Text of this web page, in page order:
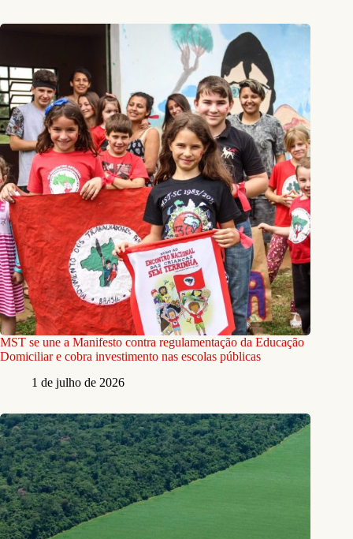
MST se une a Manifesto contra regulamentação da Educação
Domiciliar e cobra investimento nas escolas públicas
1 de julho de 2026